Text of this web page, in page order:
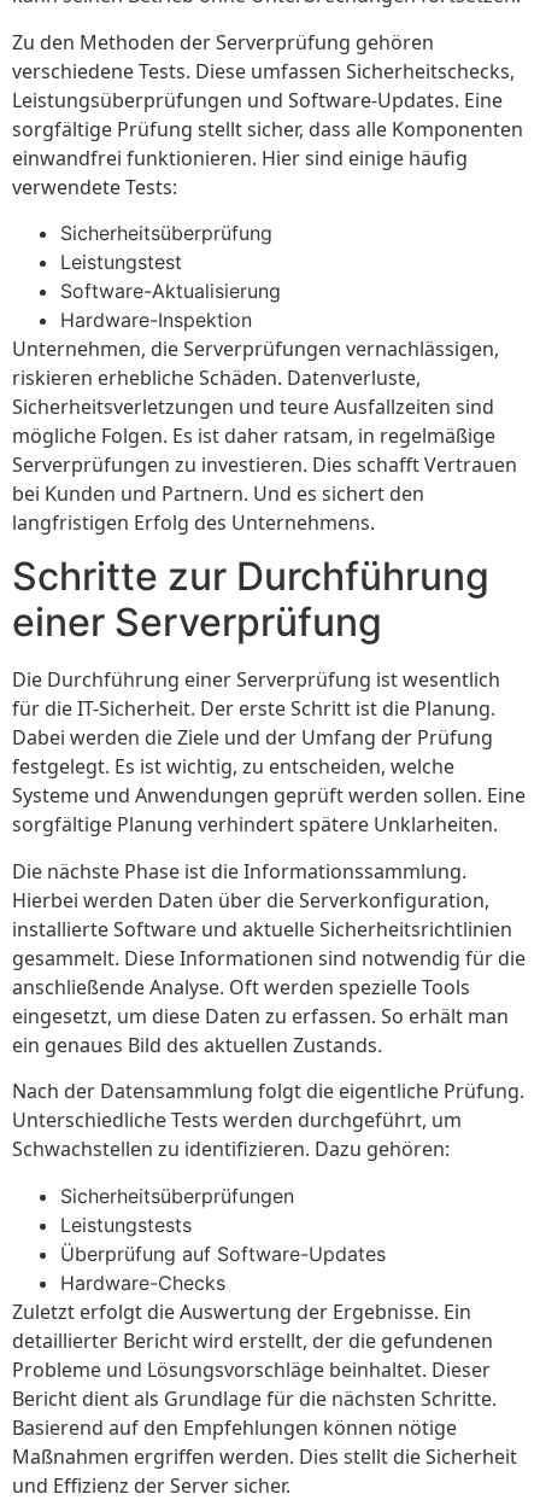
Zu den Methoden der Serverprüfung gehören
verschiedene Tests. Diese umfassen Sicherheitschecks,
Leistungsüberprüfungen und Software-Updates. Eine
sorgfältige Prüfung stellt sicher, dass alle Komponenten
einwandfrei funktionieren. Hier sind einige häufig
verwendete Tests:
Sicherheitsüberprüfung
Leistungstest
Software-Aktualisierung
Hardware-Inspektion
Unternehmen, die Serverprüfungen vernachlässigen,
riskieren erhebliche Schäden. Datenverluste,
Sicherheitsverletzungen und teure Ausfallzeiten sind
mögliche Folgen. Es ist daher ratsam, in regelmäßige
Serverprüfungen zu investieren. Dies schafft Vertrauen
bei Kunden und Partnern. Und es sichert den
langfristigen Erfolg des Unternehmens.
Schritte zur Durchführung
einer Serverprüfung
Die Durchführung einer Serverprüfung ist wesentlich
für die IT-Sicherheit. Der erste Schritt ist die Planung.
Dabei werden die Ziele und der Umfang der Prüfung
festgelegt. Es ist wichtig, zu entscheiden, welche
Systeme und Anwendungen geprüft werden sollen. Eine
sorgfältige Planung verhindert spätere Unklarheiten.
Die nächste Phase ist die Informationssammlung.
Hierbei werden Daten über die Serverkonfiguration,
installierte Software und aktuelle Sicherheitsrichtlinien
gesammelt. Diese Informationen sind notwendig für die
anschließende Analyse. Oft werden spezielle Tools
eingesetzt, um diese Daten zu erfassen. So erhält man
ein genaues Bild des aktuellen Zustands.
Nach der Datensammlung folgt die eigentliche Prüfung.
Unterschiedliche Tests werden durchgeführt, um
Schwachstellen zu identifizieren. Dazu gehören:
Sicherheitsüberprüfungen
Leistungstests
Überprüfung auf Software-Updates
Hardware-Checks
Zuletzt erfolgt die Auswertung der Ergebnisse. Ein
detaillierter Bericht wird erstellt, der die gefundenen
Probleme und Lösungsvorschläge beinhaltet. Dieser
Bericht dient als Grundlage für die nächsten Schritte.
Basierend auf den Empfehlungen können nötige
Maßnahmen ergriffen werden. Dies stellt die Sicherheit
und Effizienz der Server sicher.